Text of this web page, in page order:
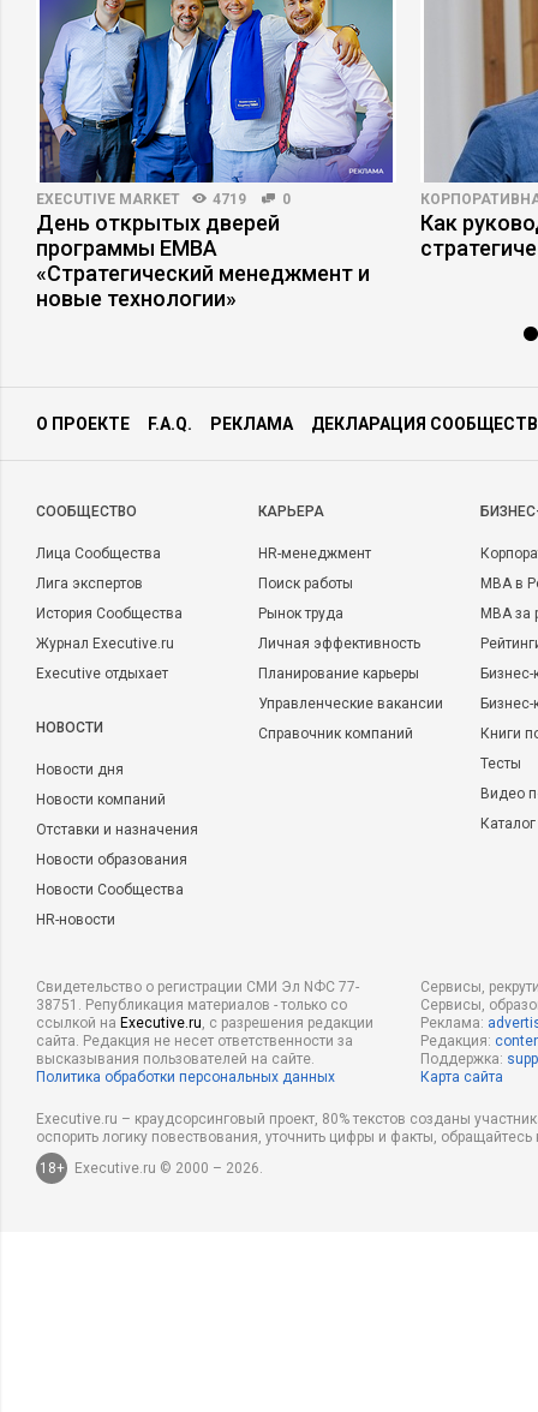
EXECUTIVE MARKET 4719 0
День открытых дверей
программы ЕМВА
«Стратегический менеджмент и
новые технологии»
Как
О ПРОЕКТЕ F.A.Q. РЕКЛАМА ДЕКЛАРАЦИЯ
CООБЩЕСТВО
Лица Сообщества
Лига экспертов
История Сообщества
Журнал Executive.ru
Executive отдыхает
НОВОСТИ
Новости дня
Новости компаний
Отставки и назначения
Новости образования
Новости Сообщества
HR-новости
КАРЬЕРА
HR-менеджмент
Поиск работы
Рынок труда
Личная эффективность
Планирование карьеры
Управленческие вакансии
Справочник компаний
MBA в
MBA
Бизнес-
Книги
Тесты
Видео
Свидетельство о регистрации СМИ Эл NФС 77-
38751. Републикация материалов - только со
ссылкой на Executive.ru, с разрешения редакции
сайта. Редакция не несет ответственности за
высказывания пользователей на сайте.
Политика обработки персональных данных
Сервисы,
Сервисы,
Реклама:
Редакция:
Поддержка:
Карта сайта
Executive.ru – краудсорсинговый проект, 80% текстов созданы
оспорить логику повествования, уточнить цифры и факты,
18+
Executive.ru © 2000 – 2026.